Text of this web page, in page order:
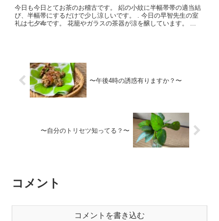
今日も今日とてお茶のお稽古です。 絽の小紋に半幅帯帯の適当結
び、半幅帯にするだけで少し涼しいです。 . 今日の早智先生の室
礼は七夕🎋です。 花籠やガラスの茶器が涼を醸しています。 ...
〜午後4時の誘惑有りますか？〜
〜自分のトリセツ知ってる？〜
コメント
コメントを書き込む